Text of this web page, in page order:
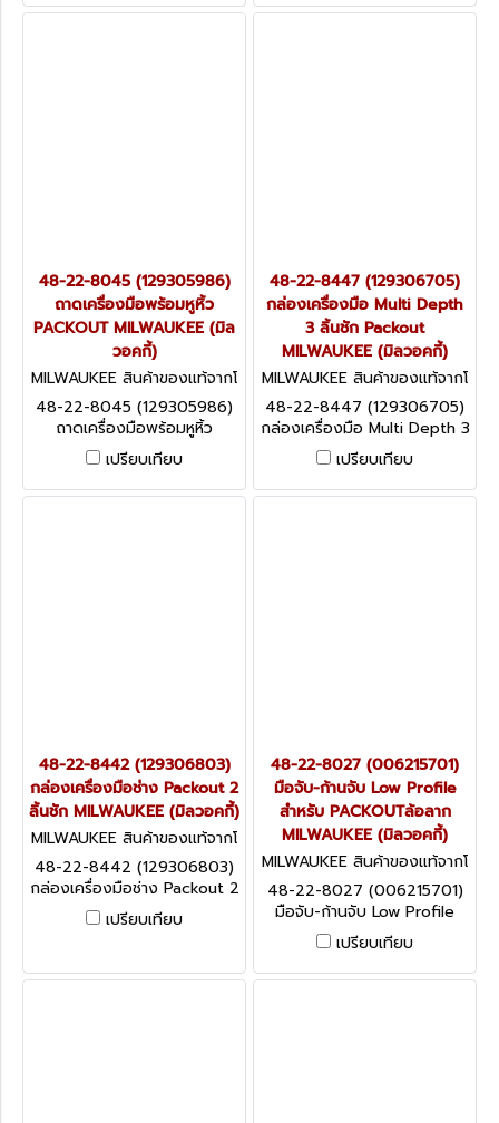
48-22-8045 (129305986)
ถาดเครื่องมือพร้อมหูหิ้ว
PACKOUT MILWAUKEE (มิล
วอคกี้)
MILWAUKEE สินค้าของแท้จากโ
รงงานผู้ผลิต 48-22-8045 (1
29305986)
48-22-8045 (129305986)
ถาดเครื่องมือพร้อมหูหิ้ว
PACKOUT MILWAUKEE (มิล
วอคกี้)
เปรียบเทียบ
48-22-8447 (129306705)
กล่องเครื่องมือ Multi Depth
3 ลิ้นชัก Packout
MILWAUKEE (มิลวอคกี้)
MILWAUKEE สินค้าของแท้จากโ
รงงานผู้ผลิต 48-22-8447 (1
29306705)
48-22-8447 (129306705)
กล่องเครื่องมือ Multi Depth 3
ลิ้นชัก Packout MILWAUKEE
(มิลวอคกี้)
เปรียบเทียบ
48-22-8442 (129306803)
กล่องเครื่องมือช่าง Packout 2
ลิ้นชัก MILWAUKEE (มิลวอคกี้)
MILWAUKEE สินค้าของแท้จากโ
รงงานผู้ผลิต48-22-8442 (12
9306803)
48-22-8442 (129306803)
กล่องเครื่องมือช่าง Packout 2
ลิ้นชัก MILWAUKEE (มิลวอคกี้)
เปรียบเทียบ
48-22-8027 (006215701)
มือจับ-ก้านจับ Low Profile
สำหรับ PACKOUTล้อลาก
MILWAUKEE (มิลวอคกี้)
MILWAUKEE สินค้าของแท้จากโ
รงงานผู้ผลิต 48-22-8027 (0
06215701)
48-22-8027 (006215701)
มือจับ-ก้านจับ Low Profile
สำหรับ PACKOUTล้อลาก
MILWAUKEE (มิลวอคกี้)
เปรียบเทียบ